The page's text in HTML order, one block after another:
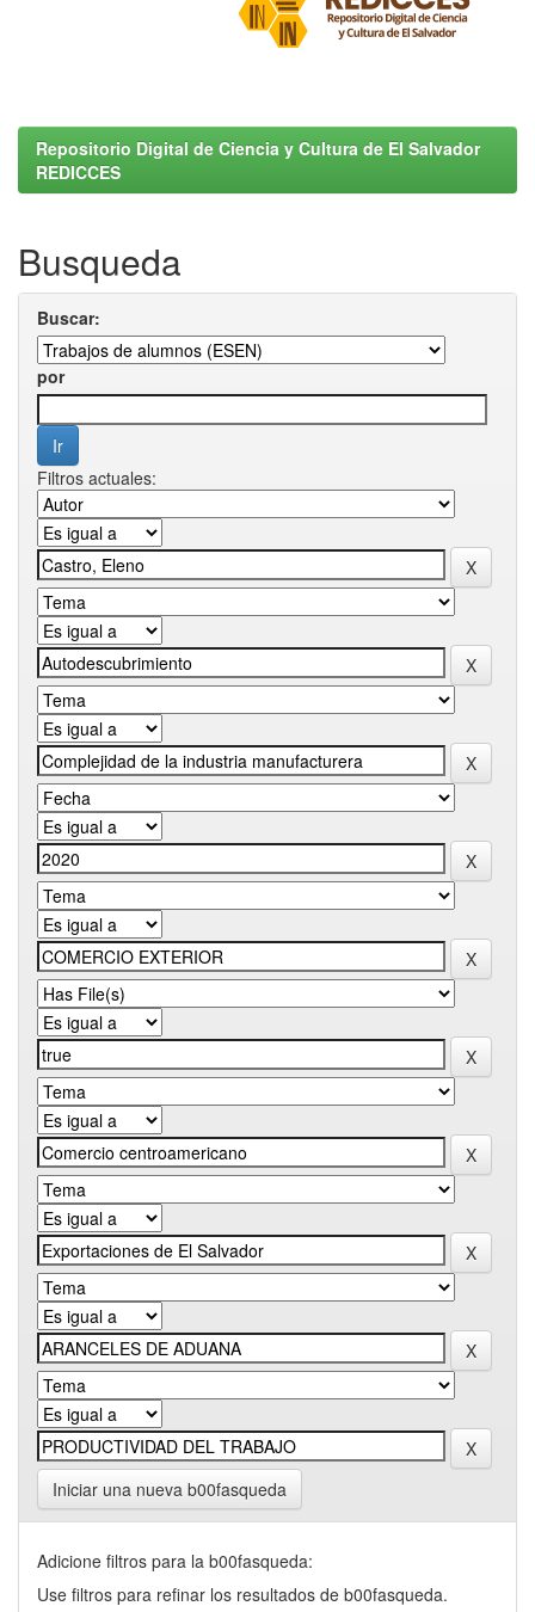
Repositorio Digital de Ciencia y Cultura de El Salvador
REDICCES
Busqueda
Buscar:
por
Filtros actuales:
Iniciar una nueva b00fasqueda
Adicione filtros para la b00fasqueda:
Use filtros para refinar los resultados de b00fasqueda.